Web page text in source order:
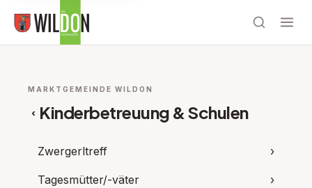
MARKTGEMEINDE WILDON
‹ Kinderbetreuung & Schulen
Zwergerltreff ›
Tagesmütter/-väter ›